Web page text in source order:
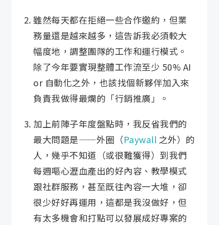
​雖然每天都在拒絕一些合作邀約，但業
務量還是越來越多，這告訴我必須較大
幅度地，調整團隊的工作和運行模式。
除了今年要實現整體工作流至少 50% AI
or 自動化之外，也該找個新夥伴加入來
負責我做得最爛的「行銷推廣」。
​加上前陣子年度盤點時，我反省我們的
最大問題是——外圈（Paywall 之外）的
人，幾乎不知道（或很難獲得）到我們
每週嘔心瀝血產出的好內容、教學模式
跟社群服務，甚至既往內容一大堆，卻
很少好好再運用，這都是我沒做好，但
有太多機會和打點可以發展成好專案的